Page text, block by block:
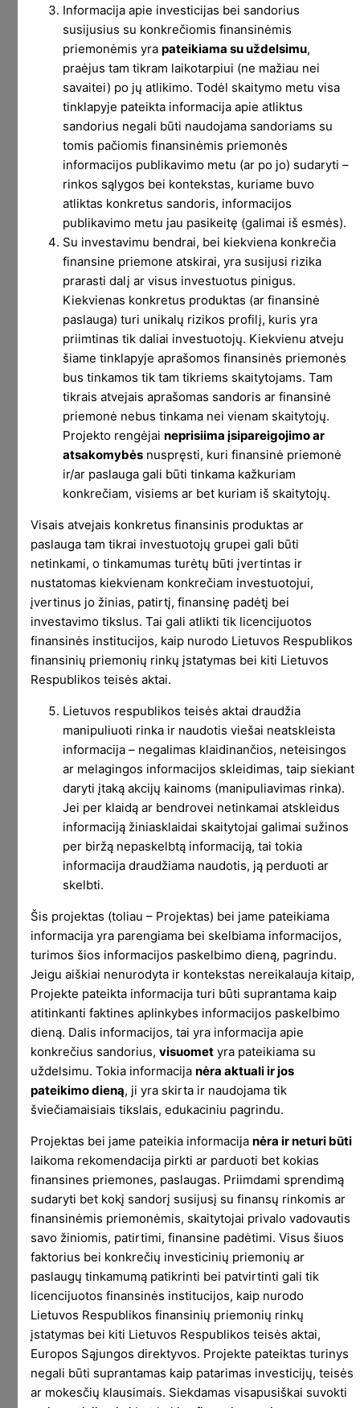
Revolut ir Brexit. Ką
daryti ?
Revolut paskelbė, jog dėl Brexit keisis tam tikri
dalykai, susiję su akcijų prekyba per šį tarpininką.
Kadangi dalis LP krepšelio yra investuojama per
Revo, šiek tiek informacijos, ką tai gali reikšti ir ar
reikia su tuo kažką daryti.
Pirmiausia svarbu suprasti, jog Revolut nėra
tiesiog viena įmonė, kuri daro viską. Revolut, per
kurią siunčiate pinigus ir kurios kortele
naudojatės, yra viena įmonė su vieno tipo
licencijomis. Tuo tarpu Revolut prekybinė
platforma jau iš esmės yra kitos įmonės dalis,
kuri turi visai kito tipo licenciją. Na o Lietuvoje
įsteigtas bankas yra trečia įmonė, veikianti pagal
Kadangi viskas suplakta į vieną programėlę,
reikalas yra painus. Bet žinokite, kad šiame
tekste kalbame išskirtinai apie RTL – Revolut
Trading Limited. Tai yra prekybą finansinėmis
priemonės leidžiančią vykdyti platformą, kuri yra
įsteigta ir licencijuota UK.
Kitos Revolut dalys veikia atskirai ir kiek kitaip,
priminsiu, kad jūsų Revolut kortoje laikomi pinigai
(ne tik jūsų, o ir visų kitų) po Lietuvos indėlių
draudimo sistema nebūtinai patenka. Viskas
priklauso nuo to, ar perėjote į Revolut banką, ar
ne. Jei nebuvote pakviesti/neperėjote, tai
draudimo nėra. Nes laikote pinigus ne Revolut
banke, o Revolut mokėjimų įstaigoje. Draudimas
galioja tik banko klientams.
Trading Limited.
Revolut atsiųsta informacija:
Tautvydas, please read – important Brexit
update!
Hi Tautvydas,
As you know, the UK will formally leave the EU
after 31 December 2020. As a result, our trading
company, Revolut Trading Limited (RTL), will no
longer be able to passport its services across
the EEA from 1 January 2021, as an appointed
representative of its UK principal firm (which is
authorised and regulated by the Financial
Conduct Authority.)
This means that RTL will no longer be authorised
on behalf of its principal firm to advertise,
promote or otherwise provide the trading
service to you under EU law after this date. You
can, however, choose to continue trading with
RTL from 1 January 2021 if you are comfortable
with how the following changes affect you, so
Informacija apie investicijas bei sandorius
susijusius su konkrečiomis finansinėmis
priemonėmis yrapateikiama su uždelsimu,
praėjus tam tikram laikotarpiui (ne mažiau nei
savaitei) po jų atlikimo. Todėl skaitymo metu visa
tinklapyje pateikta informacija apie atliktus
sandorius negali būti naudojama sandoriams su
tomis pačiomis finansinėmis priemonės
informacijos publikavimo metu (ar po jo) sudaryti –
rinkos sąlygos bei kontekstas, kuriame buvo
atliktas konkretus sandoris, informacijos
publikavimo metu jau pasikeitę (galimai iš esmės).
Su investavimu bendrai, bei kiekviena konkrečia
finansine priemone atskirai, yra susijusi rizika
prarasti dalį ar visus investuotus pinigus.
Kiekvienas konkretus produktas (ar finansinė
paslauga) turi unikalų rizikos profilį, kuris yra
priimtinas tik daliai investuotojų. Kiekvienu atveju
šiame tinklapyje aprašomos finansinės priemonės
bus tinkamos tik tam tikriems skaitytojams. Tam
tikrais atvejais aprašomas sandoris ar finansinė
priemonė nebus tinkama nei vienam skaitytojų.
Projekto rengėjaineprisiima įsipareigojimo ar
atsakomybės nuspręsti, kuri finansinė priemonė
ir/ar paslauga gali būti tinkama kažkuriam
konkrečiam, visiems ar bet kuriam iš skaitytojų.
Visais atvejais konkretus finansinis produktas ar
paslauga tam tikrai investuotojų grupei gali būti
netinkami, o tinkamumas turėtų būti įvertintas ir
nustatomas kiekvienam konkrečiam investuotojui,
įvertinus jo žinias, patirtį, finansinę padėtį bei
investavimo tikslus. Tai gali atlikti tik licencijuotos
finansinės institucijos, kaip nurodo Lietuvos Respublikos
finansinių priemonių rinkų įstatymas bei kiti Lietuvos
Respublikos teisės aktai.
Lietuvos respublikos teisės aktai draudžia
manipuliuoti rinka ir naudotis viešai neatskleista
informacija – negalimas klaidinančios, neteisingos
ar melagingos informacijos skleidimas, taip siekiant
daryti įtaką akcijų kainoms (manipuliavimas rinka).
Jei per klaidą ar bendrovei netinkamai atskleidus
informaciją žiniasklaidai skaitytojai galimai sužinos
per biržą nepaskelbtą informaciją, tai tokia
informacija draudžiama naudotis, ją perduoti ar
skelbti.
Šis projektas (toliau – Projektas) bei jame pateikiama
informacija yra parengiama bei skelbiama informacijos,
turimos šios informacijos paskelbimo dieną, pagrindu.
Jeigu aiškiai nenurodyta ir kontekstas nereikalauja kitaip,
Projekte pateikta informacija turi būti suprantama kaip
atitinkanti faktines aplinkybes informacijos paskelbimo
dieną. Dalis informacijos, tai yra informacija apie
konkrečius sandorius,visuomet yra pateikiama su
uždelsimu. Tokia informacijanėra aktuali ir jos
pateikimo dieną, ji yra skirta ir naudojama tik
šviečiamaisiais tikslais, edukaciniu pagrindu.
Projektas bei jame pateikia informacijanėra ir neturi būti
laikoma rekomendacija pirkti ar parduoti bet kokias
finansines priemones, paslaugas. Priimdami sprendimą
sudaryti bet kokį sandorį susijusį su finansų rinkomis ar
finansinėmis priemonėmis, skaitytojai privalo vadovautis
savo žiniomis, patirtimi, finansine padėtimi. Visus šiuos
faktorius bei konkrečių investicinių priemonių ar
paslaugų tinkamumą patikrinti bei patvirtinti gali tik
licencijuotos finansinės institucijos, kaip nurodo
Lietuvos Respublikos finansinių priemonių rinkų
įstatymas bei kiti Lietuvos Respublikos teisės aktai,
Europos Sąjungos direktyvos. Projekte pateiktas turinys
negali būti suprantamas kaip patarimas investicijų, teisės
ar mokesčių klausimais. Siekdamas visapusiškai suvokti